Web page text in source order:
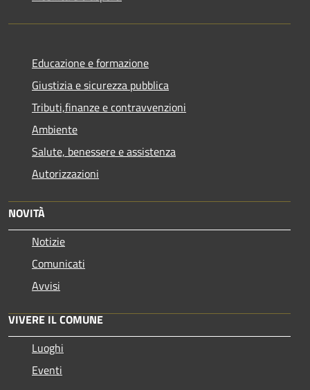
Educazione e formazione
Giustizia e sicurezza pubblica
Tributi,finanze e contravvenzioni
Ambiente
Salute, benessere e assistenza
Autorizzazioni
NOVITÀ
Notizie
Comunicati
Avvisi
VIVERE IL COMUNE
Luoghi
Eventi